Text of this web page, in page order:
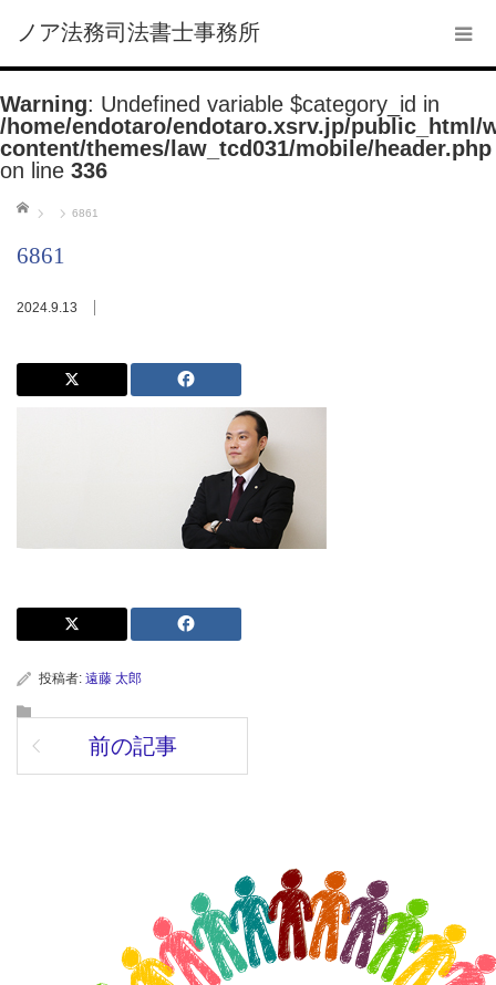
ノア法務司法書士事務所
Warning: Undefined variable $category_id in
/home/endotaro/endotaro.xsrv.jp/public_html/
content/themes/law_tcd031/mobile/header.php
on line 336
ホーム
6861
6861
2024.9.13
投稿者: 遠藤 太郎
前の記事